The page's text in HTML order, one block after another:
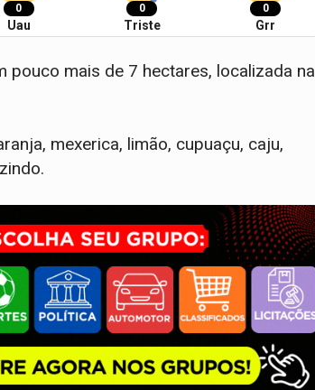
0
Uau
0
Triste
0
Grr
pouco mais de 7 hectares, localizada na
mexerica, limão, cupuaçu, caju,